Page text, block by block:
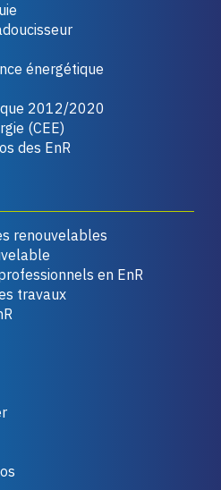
énergétique
2012/2020
(CEE)
des EnR
renouvelables
en EnR
travaux